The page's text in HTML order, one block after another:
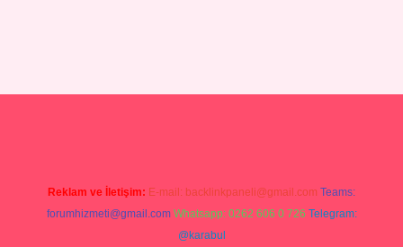
Reklam ve İletişim: E-mail: backlinkpaneli@gmail.com Teams:
forumhizmeti@gmail.com Whatsapp: 0262 606 0 726 Telegram:
@karabul